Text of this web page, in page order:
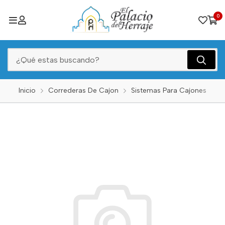
0
Inicio Correderas De Cajon Sistemas Para Cajones